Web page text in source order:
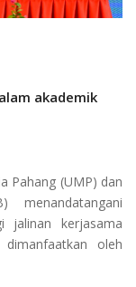
akademik
Pahang (UMP) dan
jalinan kerjasama
oleh